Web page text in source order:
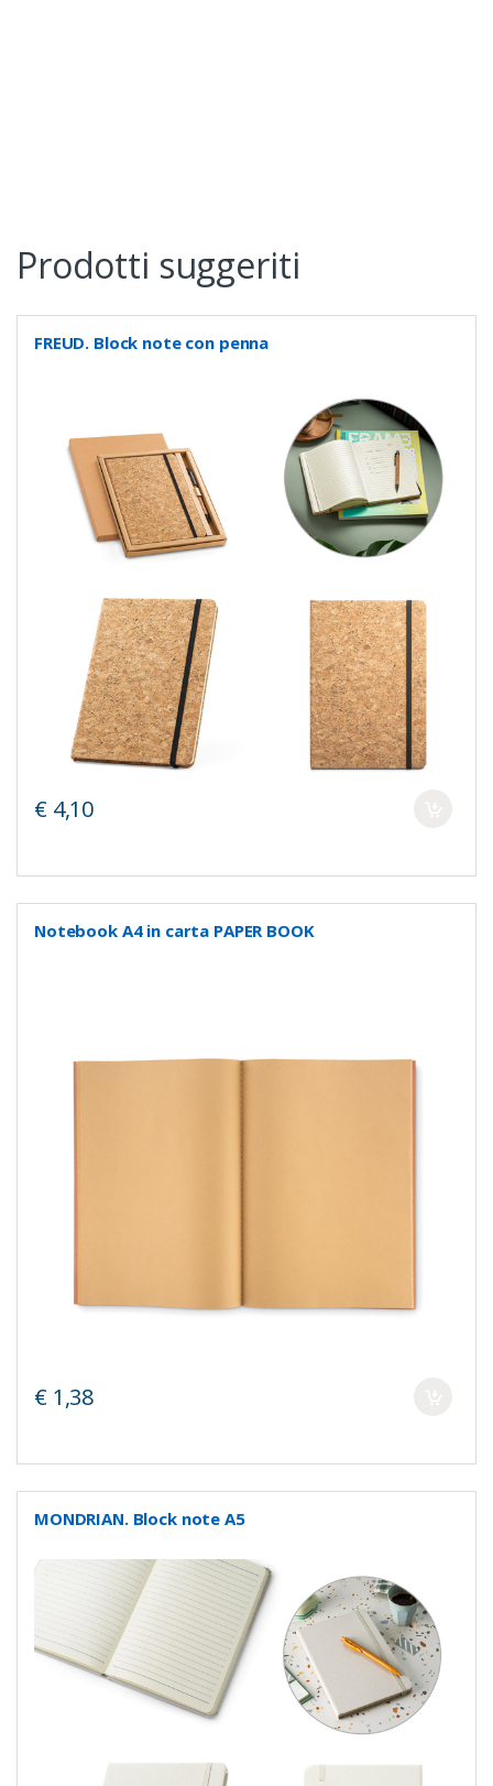
Prodotti suggeriti
FREUD. Block note con penna
€ 4,10
Notebook A4 in carta PAPER BOOK
€ 1,38
MONDRIAN. Block note A5